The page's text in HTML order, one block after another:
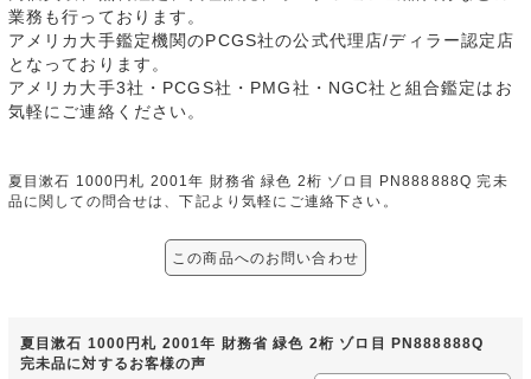
業務も行っております。
アメリカ大手鑑定機関のPCGS社の公式代理店/ディラー認定店
となっております。
アメリカ大手3社・PCGS社・PMG社・NGC社と組合鑑定はお
気軽にご連絡ください。
夏目漱石 1000円札 2001年 財務省 緑色 2桁 ゾロ目 PN888888Q 完未
品に関しての問合せは、下記より気軽にご連絡下さい。
この商品へのお問い合わせ
夏目漱石 1000円札 2001年 財務省 緑色 2桁 ゾロ目 PN888888Q
完未品に対するお客様の声